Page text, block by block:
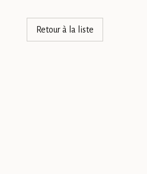
Retour à la liste